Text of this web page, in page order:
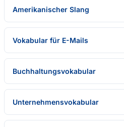
Amerikanischer Slang
Vokabular für E-Mails
Buchhaltungsvokabular
Unternehmensvokabular